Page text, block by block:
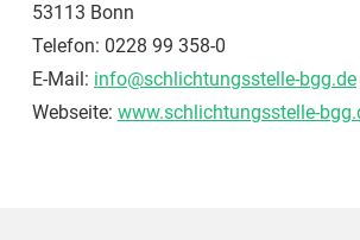
53113 Bonn
Telefon: 0228 99 358-0
E-Mail: info@schlichtungsstelle-bgg.de
Webseite: www.schlichtungsstelle-